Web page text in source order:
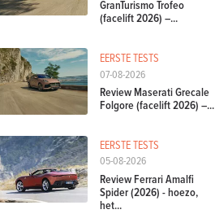
GranTurismo Trofeo
(facelift 2026) –...
EERSTE TESTS
07-08-2026
Review Maserati Grecale
Folgore (facelift 2026) –...
EERSTE TESTS
05-08-2026
Review Ferrari Amalfi
Spider (2026) - hoezo,
het...